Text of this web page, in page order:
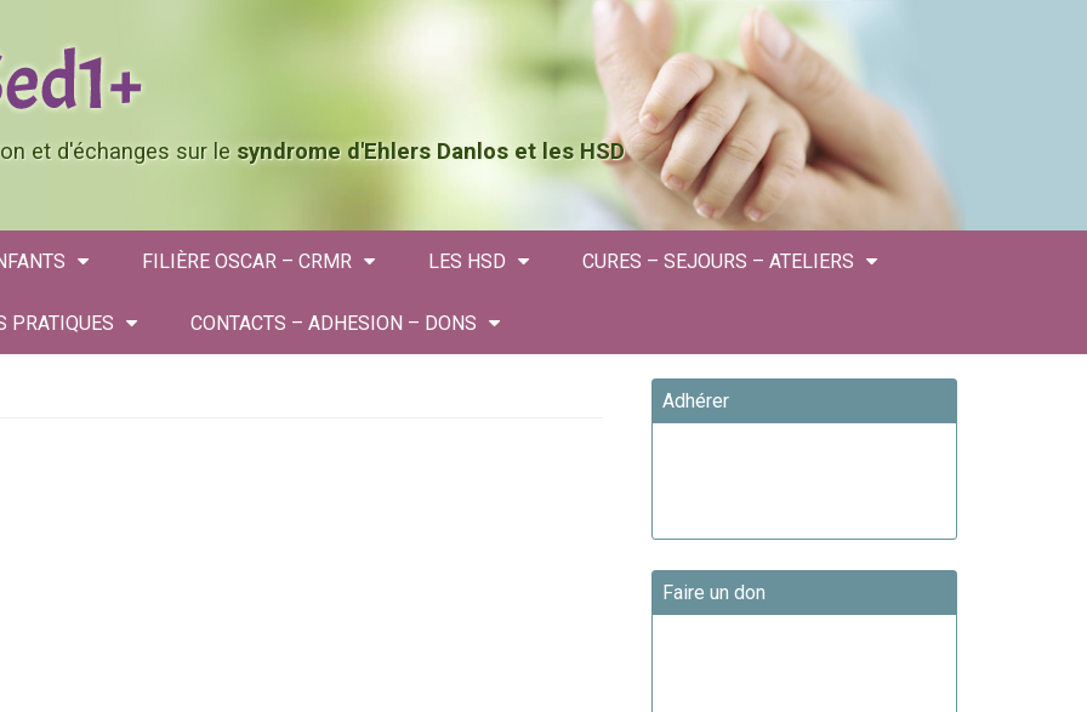
et d'échanges sur le syndrome d'Ehlers Danlos et les HSD
FILIÈRE OSCAR – CRMR LES HSD CURES – SEJOURS – ATELIERS
PRATIQUES CONTACTS – ADHESION – DONS
Adhérer
Faire un don